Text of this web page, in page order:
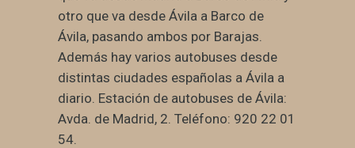
otro que va desde Ávila a Barco de
Ávila, pasando ambos por Barajas.
Además hay varios autobuses desde
distintas ciudades españolas a Ávila a
diario. Estación de autobuses de Ávila:
Avda. de Madrid, 2. Teléfono: 920 22 01
54.